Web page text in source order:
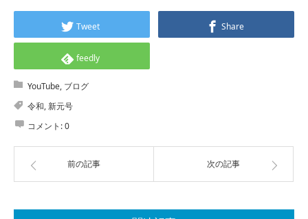
Tweet Share
feedly
YouTube, ブログ
令和,新元号
コメント:0
前の記事 次の記事